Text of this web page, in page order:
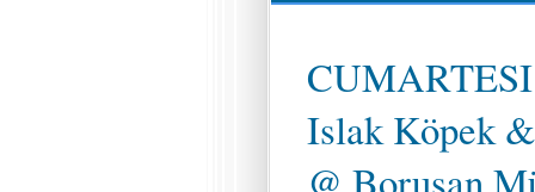
Islak Köpek
@ Borusan